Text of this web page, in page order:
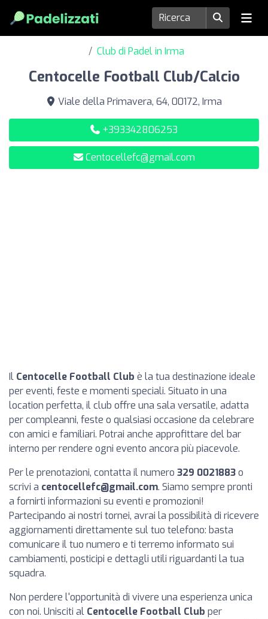
Club di Padel in Irma
Centocelle Football Club/Calcio
Viale della Primavera, 64, 00172, Irma
+393342806253
Centocellefc@gmail.com
Il Centocelle Football Club è la tua destinazione ideale
per eventi, feste e momenti speciali. Situato in una
location perfetta, il club offre una sala versatile, adatta
per compleanni, feste o qualsiasi occasione da celebrare
con amici e familiari. Potrai anche approfittare del bar
interno per rendere ogni evento ancora più piacevole.
Per le prenotazioni, contatta il numero 329 0021883o
scrivi a centocellefc@gmail.com. Siamo sempre pronti
a fornirti informazioni su eventi e promozioni!
Partecipando ai nostri tornei, avrai la possibilità di ricevere
aggiornamenti direttamente sul tuo telefono: basta
comunicare il tuo numero e ti terremo informato sui
cambiamenti, posticipi e dettagli utili riguardanti la tua
squadra.
Non perdere l'opportunità di vivere una esperienza unica
con noi. Unisciti al Centocelle Football Club per